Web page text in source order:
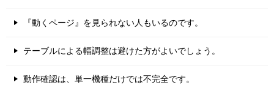
『動くページ』を見られない人もいるのです。
テーブルによる幅調整は避けた方がよいでしょう。
動作確認は、単一機種だけでは不完全です。